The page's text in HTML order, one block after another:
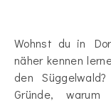
Wohnst du in Dortmund oder möchtest du Dortmund
näher kennen
den
Gründe,